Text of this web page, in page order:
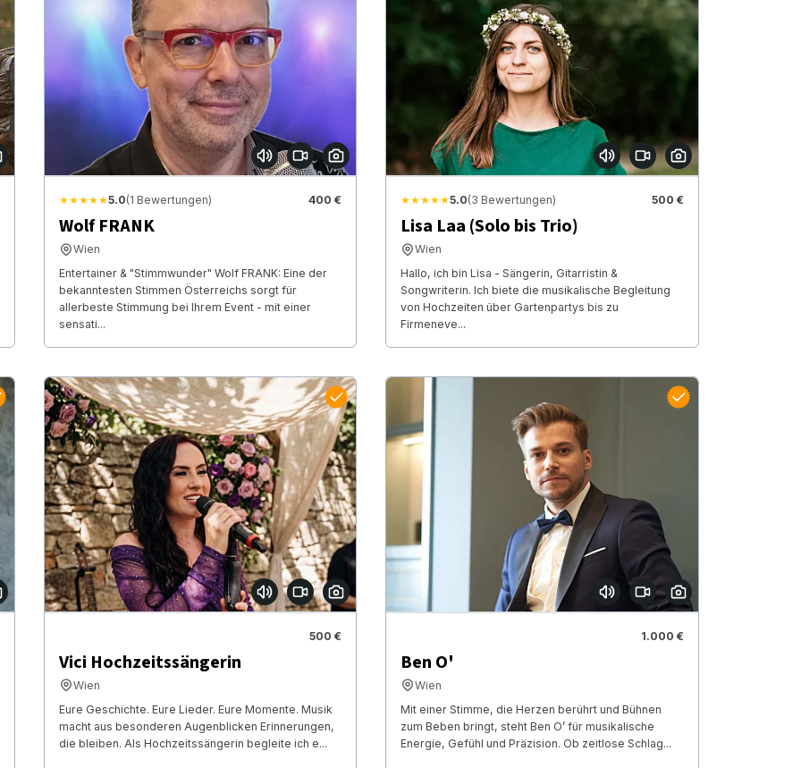
★★★★★5.0(1 Bewertungen) 400 €
Wolf FRANK
Wien
Entertainer & "Stimmwunder" Wolf FRANK: Eine der
bekanntesten Stimmen Österreichs sorgt für
allerbeste Stimmung bei Ihrem Event - mit einer
sensati...
★★★★★5.0(3 Bewertungen) 500 €
Lisa Laa (Solo bis Trio)
Wien
Hallo, ich bin Lisa - Sängerin, Gitarristin &
Songwriterin. Ich biete die musikalische Begleitung
von Hochzeiten über Gartenpartys bis zu
Firmeneve...
500 €
Vici Hochzeitssängerin
Wien
Eure Geschichte. Eure Lieder. Eure Momente. Musik
macht aus besonderen Augenblicken Erinnerungen,
die bleiben. Als Hochzeitssängerin begleite ich e...
1.000 €
Ben O'
Wien
Mit einer Stimme, die Herzen berührt und Bühnen
zum Beben bringt, steht Ben O’ für musikalische
Energie, Gefühl und Präzision. Ob zeitlose Schlag...